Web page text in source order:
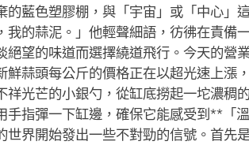
的藍色塑膠棚，與「宇宙」或「中心」
我的蒜泥。」他輕聲細語，彷彿在責備
絕望的味道而選擇繞道飛行。今天的
鮮蒜頭每公斤的價格正在以超光速上漲
祥光芒的小銀勺，從缸底撈起一坨濃稠
手指彈一下缸邊，確保它能感受到**「
世界開始發出一些不對勁的信號。首先